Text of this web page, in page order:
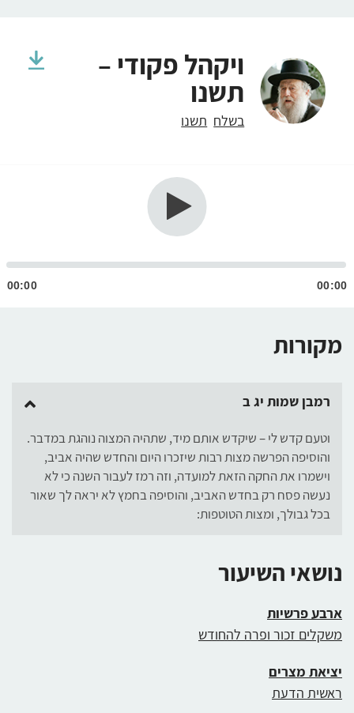
ויקהל פקודי –
תשנו
בשלח תשנו
00:00 00:00
מקורות
רמבן שמות יג ב
וטעם קדש לי – שיקדש אותם מיד, שתהיה המצוה נוהגת במדבר.
והוסיפה הפרשה מצות רבות שיזכרו היום והחדש שהיה אביב,
וישמרו את החקה הזאת למועדה, וזה רמז לעבור השנה כי לא
נעשה פסח רק בחדש האביב, והוסיפה בחמץ לא יראה לך שאור
בכל גבולך, ומצות הטוטפות:
נושאי השיעור
ארבע פרשיות
משקלים זכור ופרה להחודש
יציאת מצרים
ראשית הדעת